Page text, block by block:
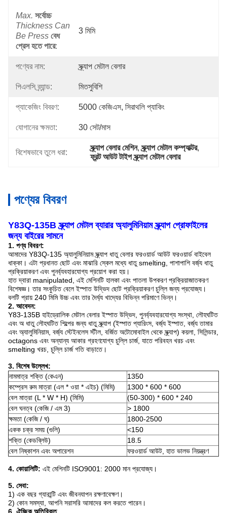
Max. সর্বোচ্চ
Thickness Can
Be Press বেধ
প্রেস হতে পারে:
3 মিমি
পণ্যের নাম: স্ক্র্যাপ মেটাল বেলার
পিএলসি ব্র্যান্ড: মিতসুবিশি
প্যাকেজিং বিবরণ: 5000 কেজিএস, সিরাথলি প্যাকিং
যোগানের ক্ষমতা: 30 সেট/মাস
বিশেষভাবে তুলে ধরা:
স্ক্র্যাপ বেলার মেশিন, স্ক্র্যাপ মেটাল কম্প্যাক্টর,
ফ্রন্ট আউট টাইপ স্ক্র্যাপ মেটাল বেলার
পণ্যের বিবরণ
Y83Q-135B স্ক্র্যাপ মেটাল ব্যারার অ্যালুমিনিয়াম স্ক্র্যাপ প্রোফাইলের
জন্য বাইরের সামনে
1. পণ্য বিবরণ:
আমাদের Y83Q-135 অ্যালুমিনিয়াম স্ক্র্যাপ ধাতু বেলার ফরওয়ার্ড আউট ফরওয়ার্ড বাইবেল
ধাক্কা। এটা প্রধানত ছোট এবং মাঝারি স্কেল মধ্যে ধাতু smelting, পাশাপাশি বর্জ্য ধাতু
প্রক্রিয়াকরণ এবং পুনর্ব্যবহারযোগ্য প্রয়োগ করা হয়।
হাত দ্বারা manipulated, এই মেশিনটি হালকা এবং পাতলা উপকরণ প্রক্রিয়াজাতকরণ
বিশেষজ্ঞ। তার সংকুচিত বেলে ইস্পাত উদ্ভিদ ছোট প্রক্রিয়াকরণ চুল্লি জন্য প্রযোজ্য।
বলটি প্রায় 240 মিমি উচ্চ এবং তার দৈর্ঘ্য খাদ্যের বিভিন্ন পরিমাণে ভিন্ন।
2. আবেদন:
Y83-135B হাইড্রোলিক মেটাল বেলার ইস্পাত উদ্ভিদ, পুনর্ব্যবহারযোগ্য সংস্থা, লৌহঘটিত
এবং অ ধাতু লৌহঘটিত শিল্পের জন্য ধাতু স্ক্র্যাপ (ইস্পাত প্যারিংস, বর্জ্য ইস্পাত, বর্জ্য তামার
এবং অ্যালুমিনিয়াম, বর্জ্য স্টেইনলেস স্টীল, বর্জিত অটোমোবাইল থেকে স্ক্র্যাপ) কয়লা, সিলিন্ডার,
octagons এবং অন্যান্য আকার গ্রহণযোগ্য চুল্লি চার্জ, যাতে পরিবহন খরচ এবং
smelting খরচ, চুল্লি চার্জ গতি বাড়াতে।
3. বিশেষ উল্লেখ:
নামমাত্র শক্তি (কেএন)
1350
কম্প্রেস রুম মাত্রা (এল * ওয়া * এইচ) (মিমি)
1300 * 600 * 600
বেল মাত্রা (L * W * H) (মিমি)
(50-300) * 600 * 240
বেল ঘনত্ব (কেজি / এম 3)
> 1800
ক্ষমতা (কেজি / ঘ)
1800-2500
একক চক্র সময় (গুলি)
<150
শক্তি (কেডব্লিউ)
18.5
বেল নিষ্কাশন এবং অপারেশন
ফরওয়ার্ড আউট, হাত ভালভ নিয়ন্ত্রণ
4. কোয়ালিটি: এই মেশিনটি ISO9001: 2000 মান প্রযোজ্য।
5. সেবা:
1) এক বছর গ্যারান্টি এবং জীবনযাপন রক্ষণাবেক্ষণ।
2) কোন সমস্যা, আপনি সরাসরি আমাদের কল করতে পারেন।